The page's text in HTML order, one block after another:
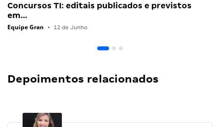
Concursos TI: editais publicados e previstos
em…
Equipe Gran • 12 de Junho
Depoimentos relacionados